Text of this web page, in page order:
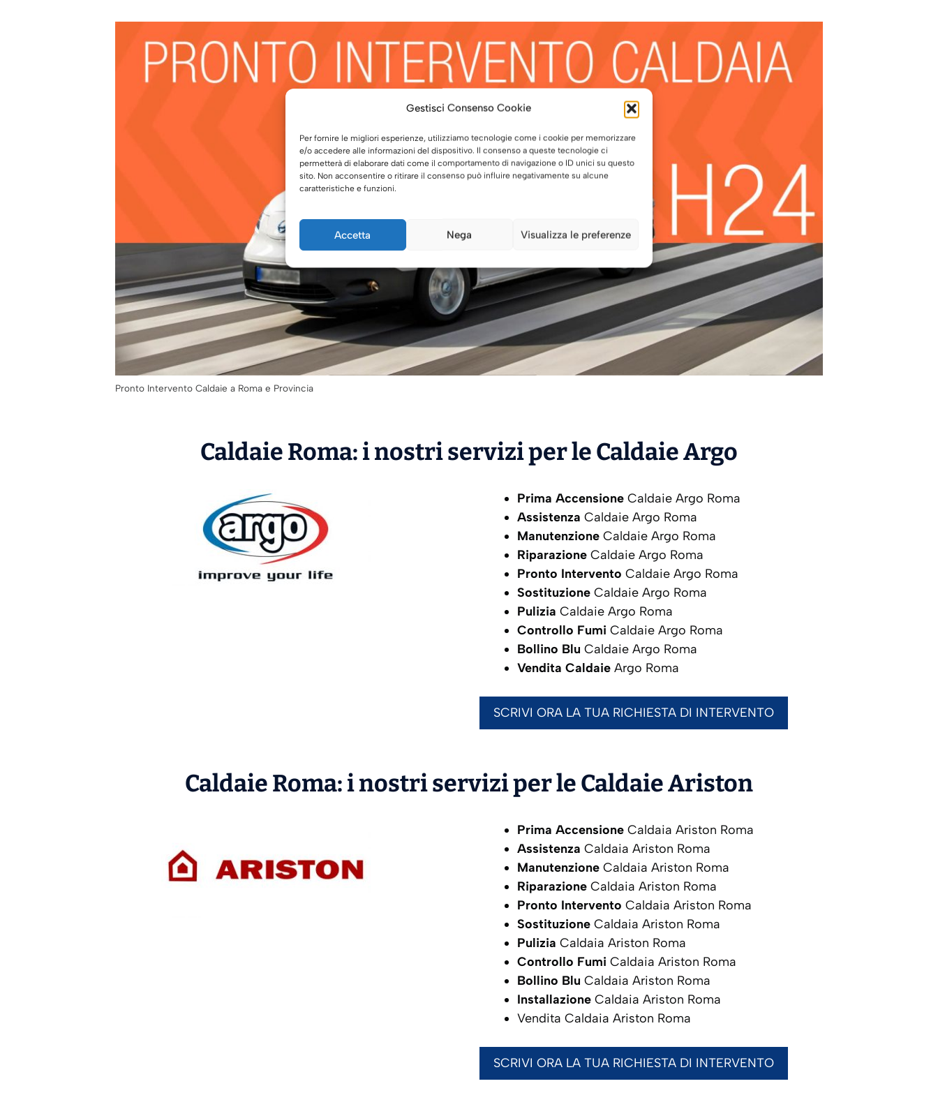
Gestisci Consenso Cookie
Per fornire le migliori esperienze, utilizziamo tecnologie come i cookie per memorizzare
e/o accedere alle informazioni del dispositivo. Il consenso a queste tecnologie ci
permetterà di elaborare dati come il comportamento di navigazione o ID unici su questo
sito. Non acconsentire o ritirare il consenso può influire negativamente su alcune
caratteristiche e funzioni.
Accetta Nega Visualizza le preferenze
Pronto Intervento Caldaie a Roma e Provincia
Caldaie Roma: i nostri servizi per le CaldaieArgo
Prima AccensioneCaldaie Argo Roma
Assistenza Caldaie Argo Roma
ManutenzioneCaldaie Argo Roma
RiparazioneCaldaie Argo Roma
Pronto Intervento Caldaie Argo Roma
SostituzioneCaldaie Argo Roma
Pulizia Caldaie Argo Roma
Controllo Fumi Caldaie Argo Roma
Bollino Blu Caldaie Argo Roma
Vendita CaldaieArgo Roma
SCRIVI ORA LA TUA RICHIESTA DI INTERVENTO
Caldaie Roma: i nostri servizi per le CaldaieAriston
Prima AccensioneCaldaia Ariston Roma
Assistenza Caldaia Ariston Roma
ManutenzioneCaldaia Ariston Roma
RiparazioneCaldaia Ariston Roma
Pronto Intervento Caldaia Ariston Roma
SostituzioneCaldaia Ariston Roma
Pulizia Caldaia Ariston Roma
Controllo Fumi Caldaia Ariston Roma
Bollino Blu Caldaia Ariston Roma
InstallazioneCaldaia Ariston Roma
Vendita Caldaia Ariston Roma
SCRIVI ORA LA TUA RICHIESTA DI INTERVENTO